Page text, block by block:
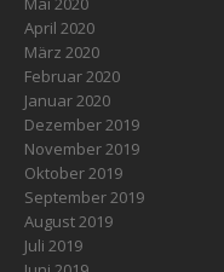
April 2020
März 2020
Februar 2020
Januar 2020
Dezember 2019
November 2019
Oktober 2019
September 2019
August 2019
Juli 2019